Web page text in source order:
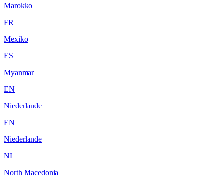
Marokko
FR
Mexiko
ES
Myanmar
EN
Niederlande
EN
Niederlande
NL
North Macedonia